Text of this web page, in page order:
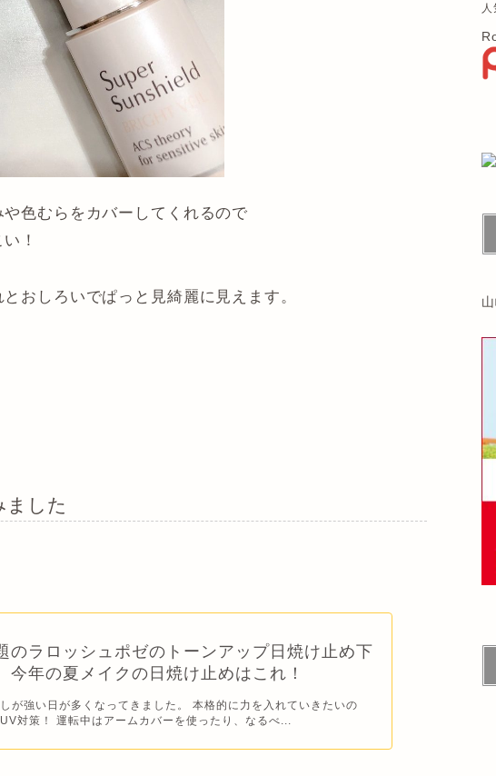
色むらをカバーしてくれるので
！
おしろいでぱっと見綺麗に見えます。
ました
のラロッシュポゼのトーンアップ日焼け止め下
年の夏メイクの日焼け止めはこれ！
が強い日が多くなってきました。 本格的に力を入れていきたいの
対策！ 運転中はアームカバーを使ったり、なるべ...